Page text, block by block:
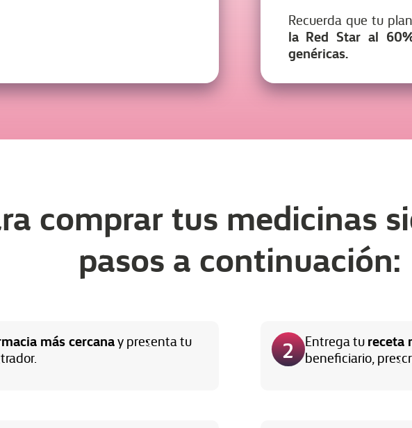
Recuerda que tu plan
la Red Star al
genéricas.
comprar tus medicinas
pasos a continuación:
más cercanay presenta tu
2 Entrega tureceta
beneficiario,